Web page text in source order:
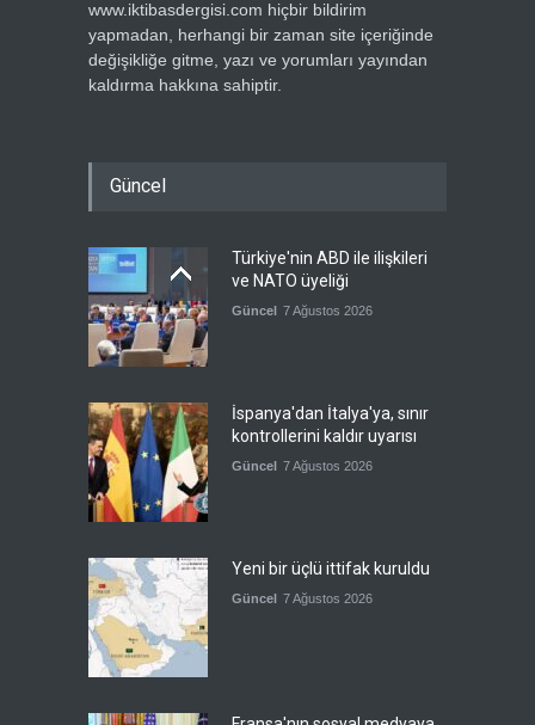
www.iktibasdergisi.com hiçbir bildirim
yapmadan, herhangi bir zaman site içeriğinde
değişikliğe gitme, yazı ve yorumları yayından
kaldırma hakkına sahiptir.
Güncel
Türkiye'nin ABD ile ilişkileri
ve NATO üyeliği
Güncel 7 Ağustos 2026
İspanya'dan İtalya'ya, sınır
kontrollerini kaldır uyarısı
Güncel 7 Ağustos 2026
Yeni bir üçlü ittifak kuruldu
Güncel 7 Ağustos 2026